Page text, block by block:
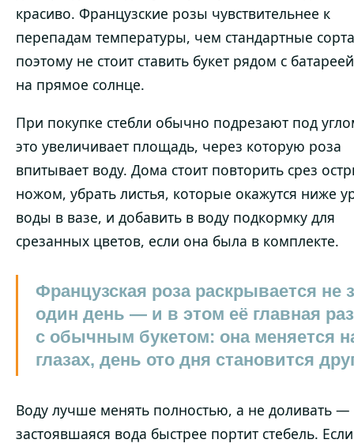
красиво. Французские розы чувствительнее к
перепадам температуры, чем стандартные
поэтому не стоит ставить букет рядом с
на прямое солнце.
При покупке стебли обычно подрезают под
это увеличивает площадь, через которую роза
впитывает воду. Дома стоит повторить срез
ножом, убрать листья, которые окажутся ниже
воды в вазе, и добавить в воду подкормку для
срезанных цветов, если она была в комплекте.
Французская роза раскрывается не
один день — и в этом её главная
с обычным букетом: она меняется
глазах, день ото дня становится
Воду лучше менять полностью, а не доливать —
застоявшаяся вода быстрее портит стебель. Если